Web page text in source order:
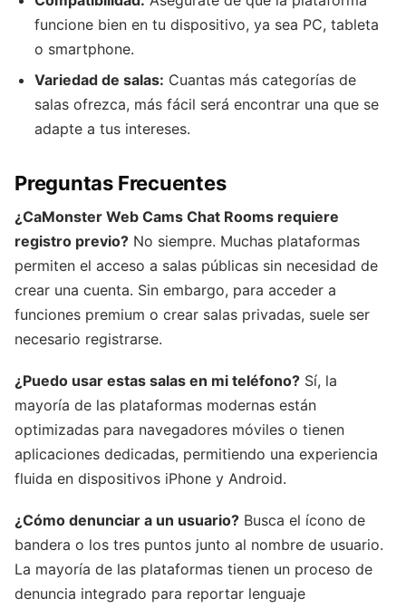
funcione bien en tu dispositivo, ya sea PC, tableta
o smartphone.
Variedad de salas: Cuantas más categorías de
salas ofrezca, más fácil será encontrar una que se
adapte a tus intereses.
Preguntas Frecuentes
¿CaMonster Web Cams Chat Rooms requiere
registro previo? No siempre. Muchas plataformas
permiten el acceso a salas públicas sin necesidad de
crear una cuenta. Sin embargo, para acceder a
funciones premium o crear salas privadas, suele ser
necesario registrarse.
¿Puedo usar estas salas en mi teléfono? Sí, la
mayoría de las plataformas modernas están
optimizadas para navegadores móviles o tienen
aplicaciones dedicadas, permitiendo una experiencia
fluida en dispositivos iPhone y Android.
¿Cómo denunciar a un usuario? Busca el ícono de
bandera o los tres puntos junto al nombre de usuario.
La mayoría de las plataformas tienen un proceso de
denuncia integrado para reportar lenguaje